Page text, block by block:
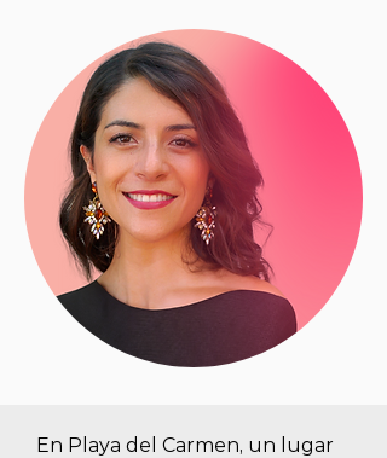
En Playa del Carmen, un lugar